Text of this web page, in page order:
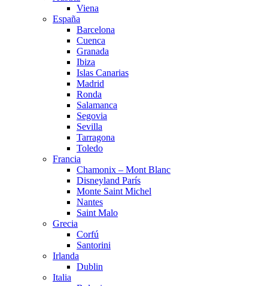
Viena
España
Barcelona
Cuenca
Granada
Ibiza
Islas Canarias
Madrid
Ronda
Salamanca
Segovia
Sevilla
Tarragona
Toledo
Francia
Chamonix – Mont Blanc
Disneyland París
Monte Saint Michel
Nantes
Saint Malo
Grecia
Corfú
Santorini
Irlanda
Dublin
Italia